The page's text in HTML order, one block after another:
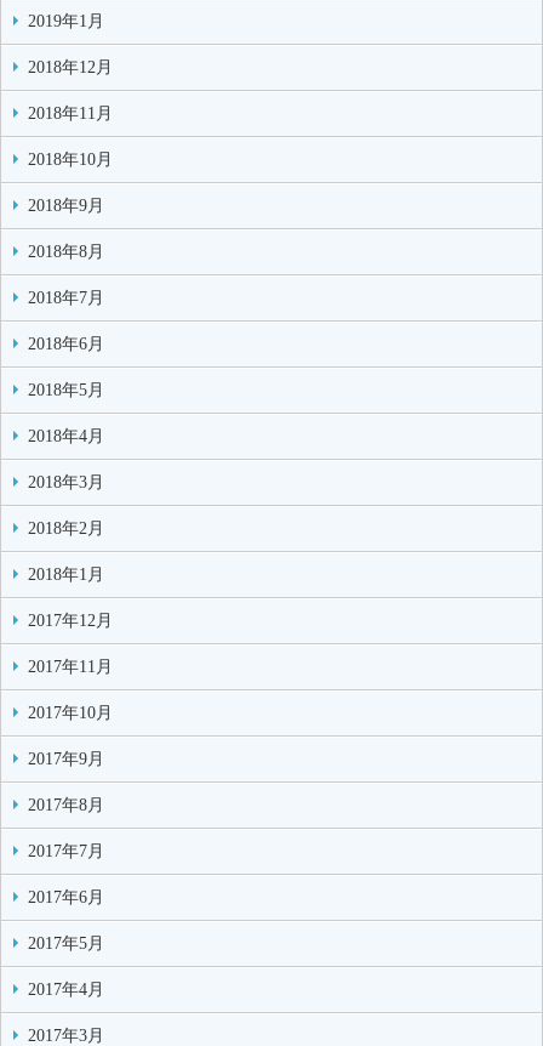
2019年1月
2018年12月
2018年11月
2018年10月
2018年9月
2018年8月
2018年7月
2018年6月
2018年5月
2018年4月
2018年3月
2018年2月
2018年1月
2017年12月
2017年11月
2017年10月
2017年9月
2017年8月
2017年7月
2017年6月
2017年5月
2017年4月
2017年3月